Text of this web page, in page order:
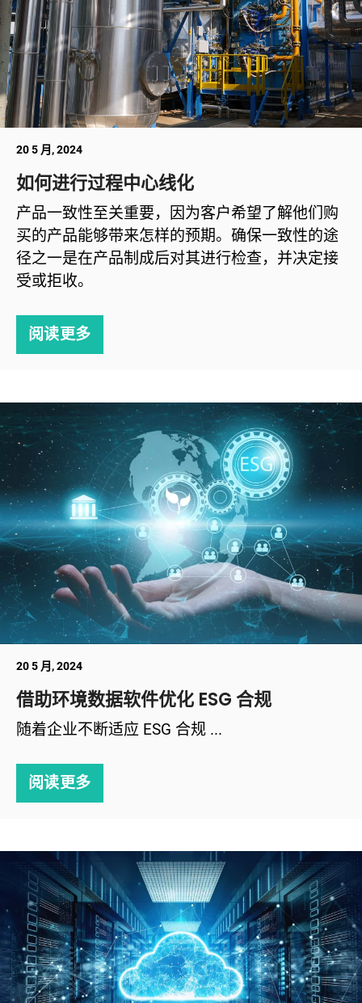
20 5 月, 2024
如何进行过程中心线化
产品一致性至关重要，因为客户希望了解他们购
买的产品能够带来怎样的预期。确保一致性的途
径之一是在产品制成后对其进行检查，并决定接
受或拒收。
阅读更多
20 5 月, 2024
借助环境数据软件优化 ESG 合规
随着企业不断适应 ESG 合规 ...
阅读更多